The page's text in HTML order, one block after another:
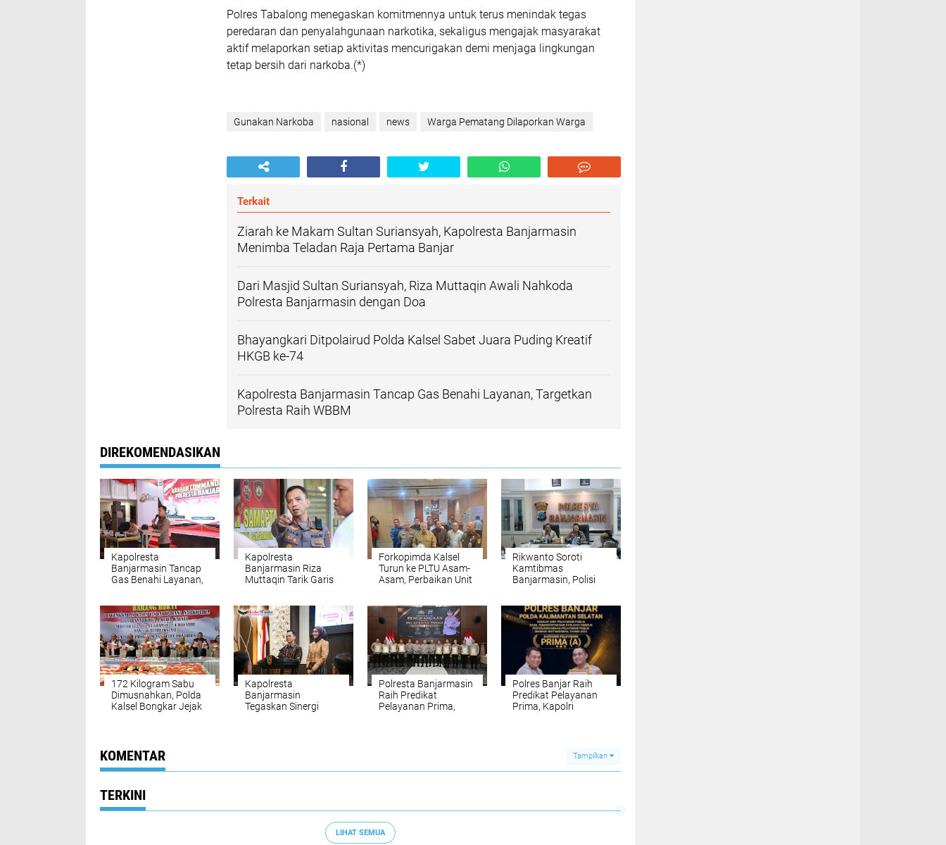
Polres Tabalong menegaskan komitmennya untuk terus menindak tegas
peredaran dan penyalahgunaan narkotika, sekaligus mengajak masyarakat
aktif melaporkan setiap aktivitas mencurigakan demi menjaga lingkungan
tetap bersih dari narkoba.(*)
Gunakan Narkoba nasional news Warga Pematang Dilaporkan Warga
Terkait
Ziarah ke Makam Sultan Suriansyah, Kapolresta Banjarmasin
Menimba Teladan Raja Pertama Banjar
Dari Masjid Sultan Suriansyah, Riza Muttaqin Awali Nahkoda
Polresta Banjarmasin dengan Doa
Bhayangkari Ditpolairud Polda Kalsel Sabet Juara Puding Kreatif
HKGB ke-74
Kapolresta Banjarmasin Tancap Gas Benahi Layanan, Targetkan
Polresta Raih WBBM
DIREKOMENDASIKAN
Kapolresta
Banjarmasin Tancap
Gas Benahi Layanan,
Kapolresta
Banjarmasin Riza
Muttaqin Tarik Garis
Nyambung dari Pusat
hingga Wilayah
Forkopimda Kalsel
Turun ke PLTU Asam-
Asam, Perbaikan Unit
Rikwanto Soroti
Kamtibmas
Banjarmasin, Polisi
172 Kilogram Sabu
Dimusnahkan, Polda
Kalsel Bongkar Jejak
Kapolresta
Banjarmasin
Tegaskan Sinergi
Polresta Banjarmasin
Raih Predikat
Pelayanan Prima,
Polres Banjar Raih
Predikat Pelayanan
Prima, Kapolri
KOMENTAR Tampilkan
TERKINI
LIHAT SEMUA